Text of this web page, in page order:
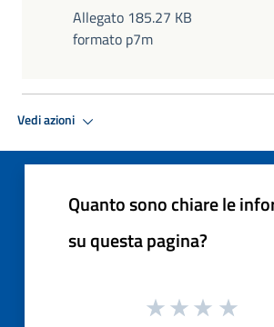
Allegato 185.27 KB
formato p7m
Vedi azioni
Quanto sono chiare le
su questa pagina?